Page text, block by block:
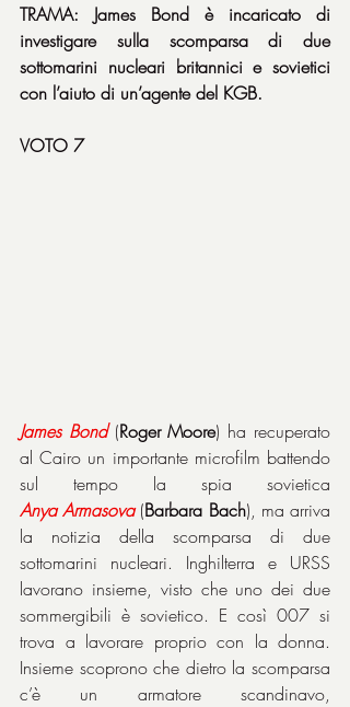
TRAMA: James Bond è incaricato di
investigare sulla scomparsa di due
sottomarini nucleari britannici e sovietici
con l’aiuto di un’agente del KGB.
VOTO 7
James Bond (Roger Moore) ha recuperato
al Cairo un importante microfilm battendo
Anya Armasova (Barbara Bach), ma arriva
la notizia della scomparsa di due
sottomarini nucleari. Inghilterra e URSS
lavorano insieme, visto che uno dei due
sommergibili è sovietico. E così 007 si
trova a lavorare proprio con la donna.
Insieme scoprono che dietro la scomparsa